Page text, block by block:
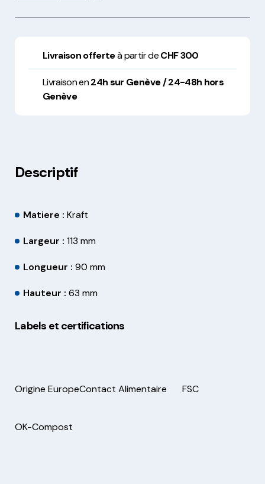
Livraison offerteà partir deCHF 300
Livraison en24h sur Genève / 24-48h hors
Genève
Descriptif
Matiere : Kraft
Largeur : 113 mm
Longueur : 90 mm
Hauteur : 63 mm
Labels et certifications
Origine EuropeContact Alimentaire FSC
OK-Compost